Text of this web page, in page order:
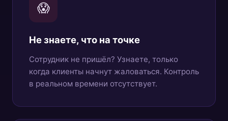
😱
Не знаете, что на точке
Сотрудник не пришёл? Узнаете, только
когда клиенты начнут жаловаться. Контроль
в реальном времени отсутствует.